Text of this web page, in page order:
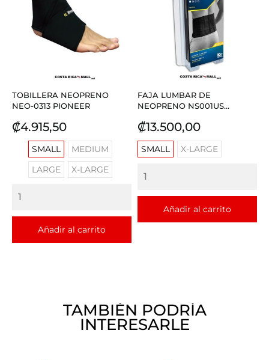
TOBILLERA NEOPRENO
NEO-0313 PIONEER
Precio
₡4.915,50
SMALL
MEDIUM
LARGE
X-LARGE
Añadir al carrito
FAJA LUMBAR DE
NEOPRENO NS001US...
Precio
₡13.500,00
SMALL X-LARGE
Añadir al carrito
TAMBIÉN PODRÍA
INTERESARLE